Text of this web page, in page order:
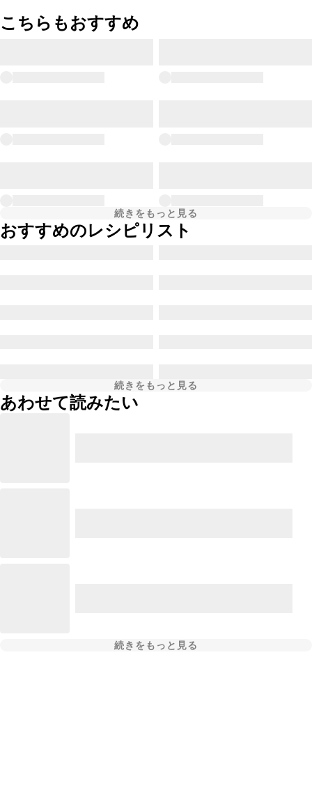
こちらもおすすめ
続きをもっと見る
おすすめのレシピリスト
続きをもっと見る
あわせて読みたい
続きをもっと見る